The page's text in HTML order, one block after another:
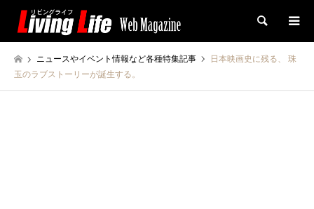
検索
ニュースやイベント情報など各種特集記事
日本映画史に残る、 珠
玉のラブストーリーが誕生する。